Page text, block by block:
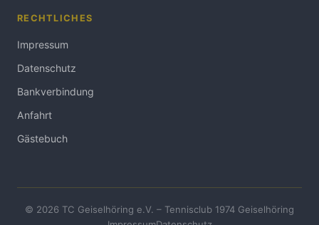
RECHTLICHES
Impressum
Datenschutz
Bankverbindung
Anfahrt
Gästebuch
© 2026 TC Geiselhöring e.V. – Tennisclub 1974 Geiselhöring